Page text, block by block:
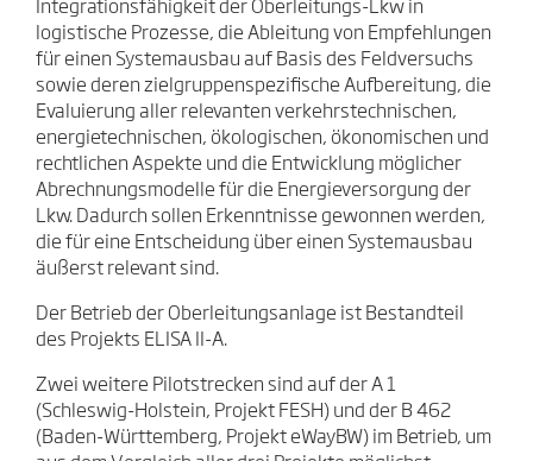
Integrationsfähigkeit der Oberleitungs-Lkw in
logistische Prozesse, die Ableitung von Empfehlungen
für einen Systemausbau auf Basis des Feldversuchs
sowie deren zielgruppenspezifische Aufbereitung, die
Evaluierung aller relevanten verkehrstechnischen,
energie­technischen, ökologischen, ökonomischen und
rechtlichen Aspekte und die Entwicklung möglicher
Abrechnungsmodelle für die Energieversorgung der
Lkw. Dadurch sollen Erkenntnisse gewonnen werden,
die für eine Entscheidung über einen Systemausbau
äußerst relevant sind.
Der Betrieb der Oberleitungsanlage ist Bestandteil
des Projekts ELISA II-A.
Zwei weitere Pilotstrecken sind auf der A 1
(Schleswig-Holstein, Projekt FESH) und der B 462
(Baden-Württemberg, Projekt eWayBW) im Betrieb, um